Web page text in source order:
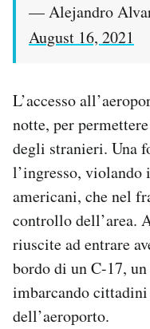
— Alejandro
August 16, 2021
L’accesso
notte, per
degli stranieri. Una
l’ingresso,
americani, che nel
controllo dell’area.
riuscite ad entrare
bordo di un C-17,
imbarcando
dell’aeroporto.